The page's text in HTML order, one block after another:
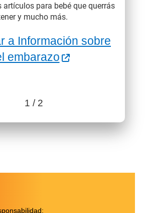
artículos para bebé que querrás
y mucho más.
a Información sobre
embarazo
Sitio Externo
1 / 2